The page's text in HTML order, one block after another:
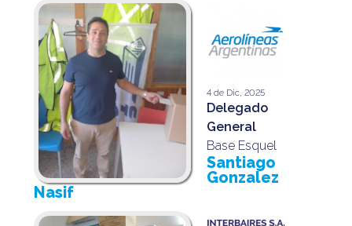
4 de Dic, 2025
Delegado
General
Base Esquel
Santiago
Gonzalez
Nasif